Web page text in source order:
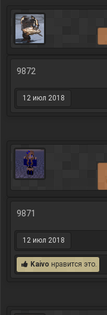
9872
12 июл 2018
9871
12 июл 2018
Kaivo нравится это.